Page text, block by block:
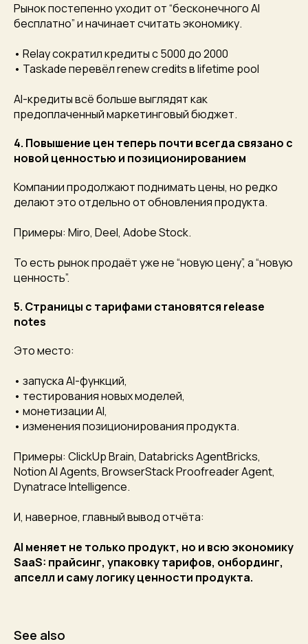
Рынок постепенно уходит от “бесконечного AI
бесплатно” и начинает считать экономику.
• Relay сократил кредиты с 5000 до 2000
• Taskade перевёл renew credits в lifetime pool
AI-кредиты всё больше выглядят как
предоплаченный маркетинговый бюджет.
4. Повышение цен теперь почти всегда связано с
новой ценностью и позиционированием
Компании продолжают поднимать цены, но редко
делают это отдельно от обновления продукта.
Примеры: Miro, Deel, Adobe Stock.
То есть рынок продаёт уже не “новую цену”, а “новую
ценность”.
5. Страницы с тарифами становятся release
notes
Это место:
• запуска AI-функций,
• тестирования новых моделей,
• монетизации AI,
• изменения позиционирования продукта.
Примеры: ClickUp Brain, Databricks AgentBricks,
Notion AI Agents, BrowserStack Proofreader Agent,
Dynatrace Intelligence.
И, наверное, главный вывод отчёта:
AI меняет не только продукт, но и всю экономику
SaaS: прайсинг, упаковку тарифов, онбординг,
апселл и саму логику ценности продукта.
See also